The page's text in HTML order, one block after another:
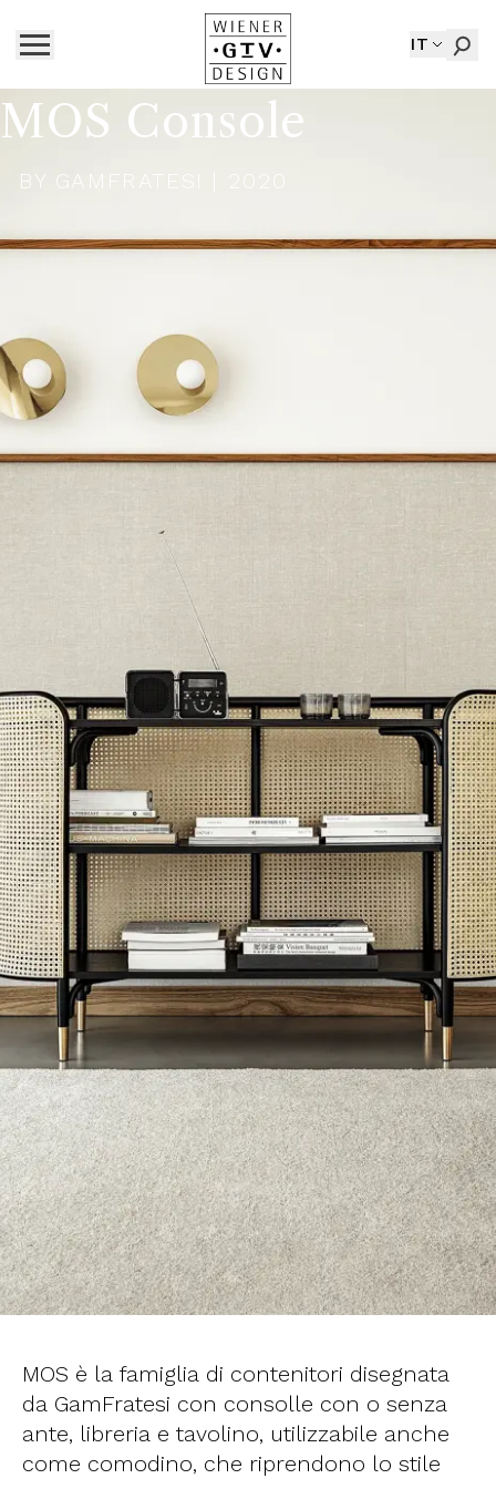
IT
MOS Console
BY GAMFRATESI | 2020
MOS è la famiglia di contenitori disegnata
da GamFratesi con consolle con o senza
ante, libreria e tavolino, utilizzabile anche
come comodino, che riprendono lo stile